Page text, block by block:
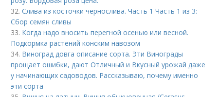
32.Слива из косточки чернослива. Часть 1 Часть 1 из 3:
Сбор семян сливы
33. Когда надо вносить перегной осенью или весной.
Подкормка растений конским навозом
34. Виноград довга описание сорта. Эти Винограды
прощает ошибки, дают Отличный и Вкусный урожай даже
у начинающих садоводов. Рассказываю, почему именно
эти сорта